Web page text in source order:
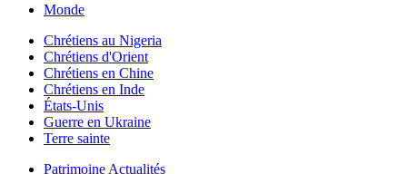
Monde
Chrétiens au Nigeria
Chrétiens d'Orient
Chrétiens en Chine
Chrétiens en Inde
États-Unis
Guerre en Ukraine
Terre sainte
Patrimoine Actualités